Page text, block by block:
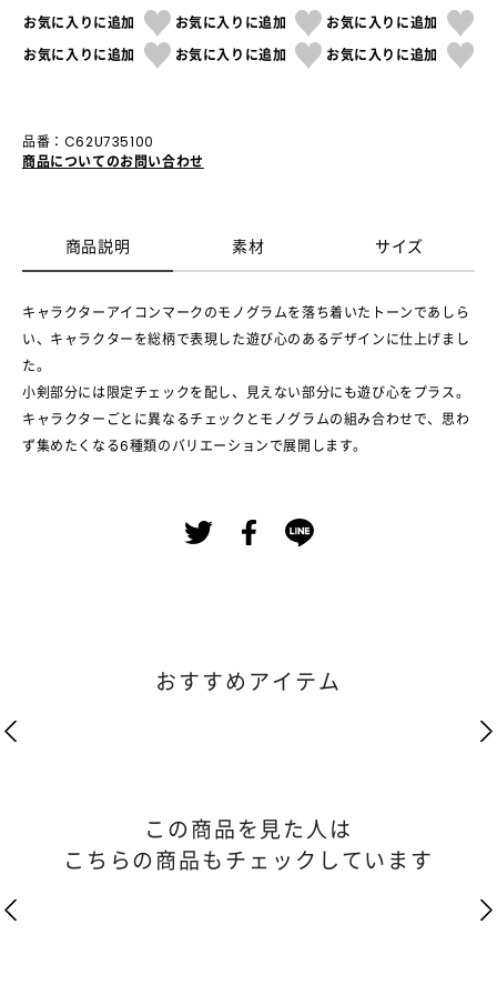
お気に入りに追加 お気に入りに追加
お気に入りに追加
お気に入りに追加
お気に入りに追加 お気に入りに追加
品番：C62U735100
商品についてのお問い合わせ
商品説明 素材 サイズ
キャラクターアイコンマークのモノグラムを落ち着いたトーンであしら
い、キャラクターを総柄で表現した遊び心のあるデザインに仕上げまし
た。
小剣部分には限定チェックを配し、見えない部分にも遊び心をプラス。
キャラクターごとに異なるチェックとモノグラムの組み合わせで、思わ
ず集めたくなる6種類のバリエーションで展開します。
おすすめアイテム
この商品を見た人は
こちらの商品もチェックしています